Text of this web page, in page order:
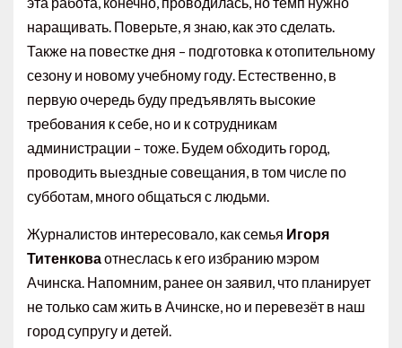
наращивать. Поверьте, я знаю, как это сделать.
Также на повестке дня – подготовка к отопительному
сезону и новому учебному году. Естественно, в
первую очередь буду предъявлять высокие
требования к себе, но и к сотрудникам
администрации – тоже. Будем обходить город,
проводить выездные совещания, в том числе по
субботам, много общаться с людьми.
Журналистов интересовало, как семья Игоря
Титенковаотнеслась к его избранию мэром
Ачинска. Напомним, ранее он заявил, что планирует
не только сам жить в Ачинске, но и перевезёт в наш
город супругу и детей.